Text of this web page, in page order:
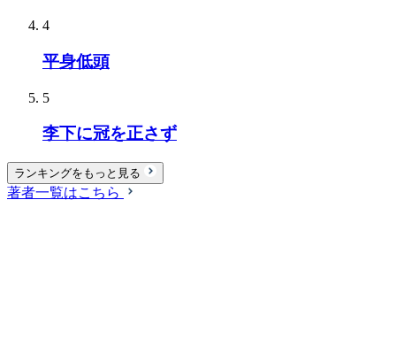
4
平身低頭
5
李下に冠を正さず
ランキングをもっと見る
著者一覧はこちら